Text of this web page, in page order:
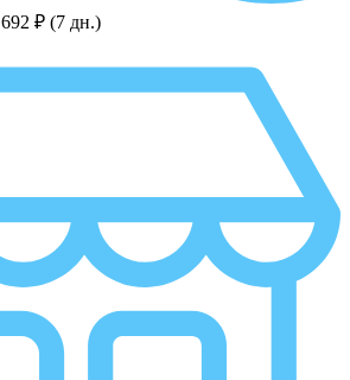
692 ₽ (7 дн.)